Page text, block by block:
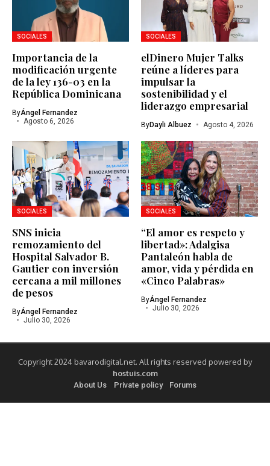
SOCIALES
Importancia de la
modificación urgente
de la ley 136-03 en la
República Dominicana
ByÁngel Fernandez
Agosto 6, 2026
SOCIALES
elDinero Mujer Talks
reúne a líderes para
impulsar la
sostenibilidad y el
liderazgo empresarial
ByDayli Albuez Agosto 4, 2026
SOCIALES
SNS inicia
remozamiento del
Hospital Salvador B.
Gautier con inversión
cercana a mil millones
de pesos
ByÁngel Fernandez
Julio 30, 2026
SOCIALES
“El amor es respeto y
libertad»: Adalgisa
Pantaleón habla de
amor, vida y pérdida en
«Cinco Palabras»
ByÁngel Fernandez
Julio 30, 2026
Copyright 2024 bavarodigital.net. All rights reserved powered by
hostuis.com
About Us Private policy Forums